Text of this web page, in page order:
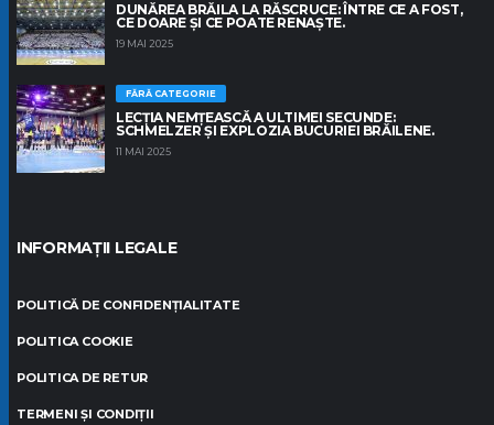
DUNĂREA BRĂILA LA RĂSCRUCE: ÎNTRE CE A FOST,
CE DOARE ȘI CE POATE RENAȘTE.
19 MAI 2025
FĂRĂ CATEGORIE
LECȚIA NEMȚEASCĂ A ULTIMEI SECUNDE:
SCHMELZER ȘI EXPLOZIA BUCURIEI BRĂILENE.
11 MAI 2025
INFORMAȚII LEGALE
POLITICĂ DE CONFIDENȚIALITATE
POLITICA COOKIE
POLITICA DE RETUR
TERMENI ȘI CONDIȚII